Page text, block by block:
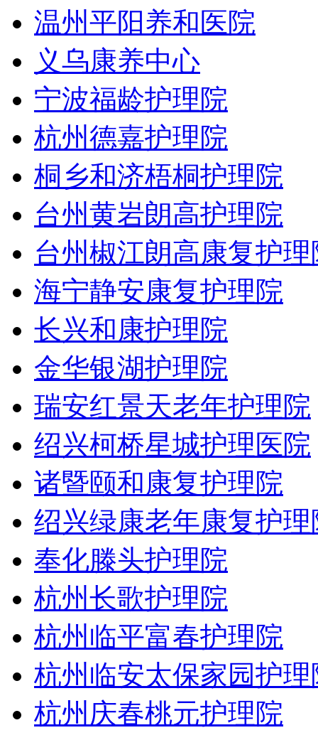
温州平阳养和医院
义乌康养中心
宁波福龄护理院
杭州德嘉护理院
桐乡和济梧桐护理院
台州黄岩朗高护理院
台州椒江朗高康复护理
海宁静安康复护理院
长兴和康护理院
金华银湖护理院
瑞安红景天老年护理院
绍兴柯桥星城护理医院
诸暨颐和康复护理院
绍兴绿康老年康复护理
奉化滕头护理院
杭州长歌护理院
杭州临平富春护理院
杭州临安太保家园护理
杭州庆春桃元护理院